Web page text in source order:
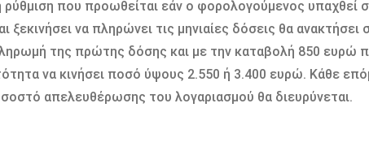
που προωθείται εάν ο φορολογούμενος υπαχθεί
ξεκινήσει να πληρώνει τις μηνιαίες δόσεις θα
της πρώτης δόσης και με την καταβολή 850 ευρώ
να κινήσει ποσό ύψους 2.550 ή 3.400 ευρώ. Κάθε
απελευθέρωσης του λογαριασμού θα διευρύνεται.